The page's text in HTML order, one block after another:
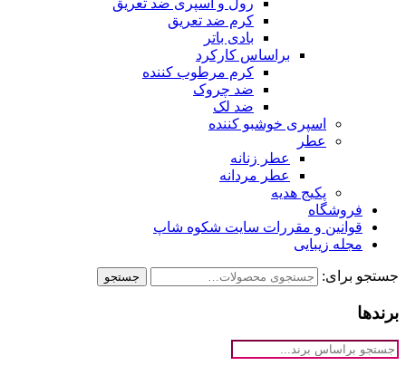
رول و اسپری ضد تعریق
کرم ضد تعریق
بادی باتر
براساس کارکرد
کرم مرطوب کننده
ضد چروک
ضد لک
اسپری خوشبو کننده
عطر
عطر زنانه
عطر مردانه
پکیج هدیه
فروشگاه
قوانین و مقررات سایت شکوه شاپ
مجله زیبایی
جستجو برای: جستجو
برندها